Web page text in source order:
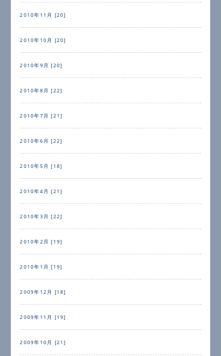
2010年11月 [20]
2010年10月 [20]
2010年9月 [20]
2010年8月 [22]
2010年7月 [21]
2010年6月 [22]
2010年5月 [18]
2010年4月 [21]
2010年3月 [22]
2010年2月 [19]
2010年1月 [19]
2009年12月 [18]
2009年11月 [19]
2009年10月 [21]